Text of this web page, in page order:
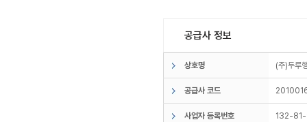
공급사 정보
상호명 (주)두
공급사 코드
사업자 등록번호 132-